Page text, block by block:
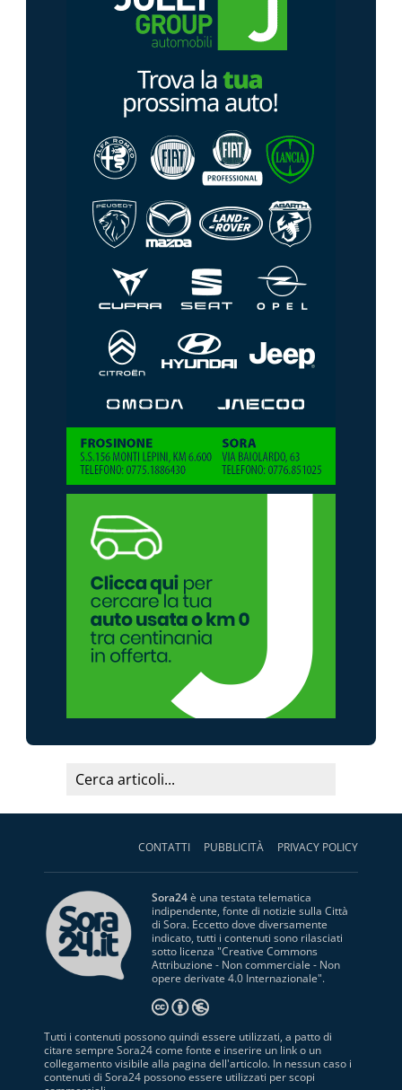
CONTATTI PUBBLICITÀ PRIVACY POLICY
Sora24è una testata telematica
indipendente, fonte di notizie sulla Città
di Sora. Eccetto dove diversamente
indicato, tutti i contenuti sono rilasciati
sotto licenza "Creative Commons
Attribuzione - Non commerciale - Non
opere derivate 4.0 Internazionale".
Tutti i contenuti possono quindi essere utilizzati, a patto di
citare sempre Sora24 come fonte e inserire un link o un
collegamento visibile alla pagina dell'articolo. In nessun caso i
contenuti di Sora24 possono essere utilizzati per scopi